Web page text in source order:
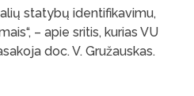
statybų identifikavimu,
– apie sritis, kurias VU
doc. V. Gružauskas.